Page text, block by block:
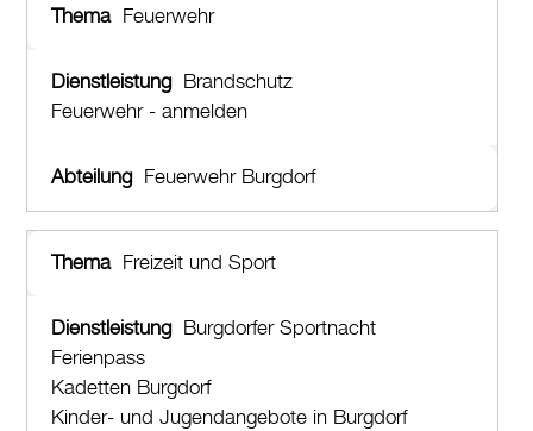
Feuerwehr
Brandschutz
Feuerwehr - anmelden
Feuerwehr Burgdorf
Freizeit und Sport
Burgdorfer Sportnacht
Ferienpass
Kadetten Burgdorf
Kinder- und Jugendangebote in Burgdorf